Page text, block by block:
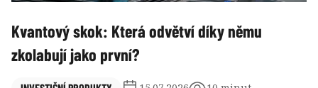
Kvantový skok: Která odvětví díky němu
zkolabují jako první?